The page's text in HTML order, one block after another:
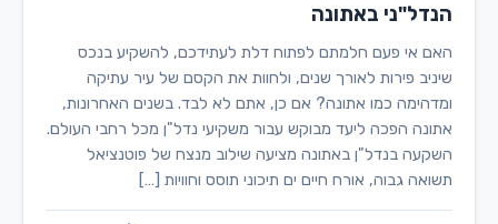
הנדל"ני באתונה
האם אי פעם חלמתם לפתוח דלת לעתידכם, להשקיע בנכס
שיניב פירות לאורך שנים, ולחוות את הקסם של עיר עתיקה
ומדהימה כמו אתונה? אם כן, אתם לא לבד. בשנים האחרונות,
אתונה הפכה ליעד מבוקש עבור משקיעי נדל"ן מכל רחבי העולם.
השקעה בנדל"ן באתונה מציעה שילוב מנצח של פוטנציאל
תשואה גבוה, אורח חיים ים תיכוני תוסס וחוויות […]